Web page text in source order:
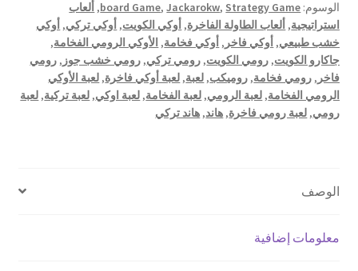
الوسوم:
board Game,Jackarokw, Strategy Game
, ألعاب
استراتيجية, ألعاب الطاولة الفاخرة, أوكي الكويت, أوكي تركي, أوكي
خشب طبيعي, أوكي فاخر , أوكي فخامة, الأوكي الرومي الفخامة,
جاكارو الكويت, رومي الكويت, رومي تركي, رومي خشب جوز , رومي
فاخر , رومي فخامة, روميكب, لعبة, لعبة أوكي فاخرة, لعبة الأوكي
الرومي الفخامة, لعبة الرومي, لعبة الفخامة, لعبة اوكي, لعبة تركية, لعبة
رومي, لعبة رومي فاخرة, هاند, هاند تركي
الوصف
معلومات إضافية